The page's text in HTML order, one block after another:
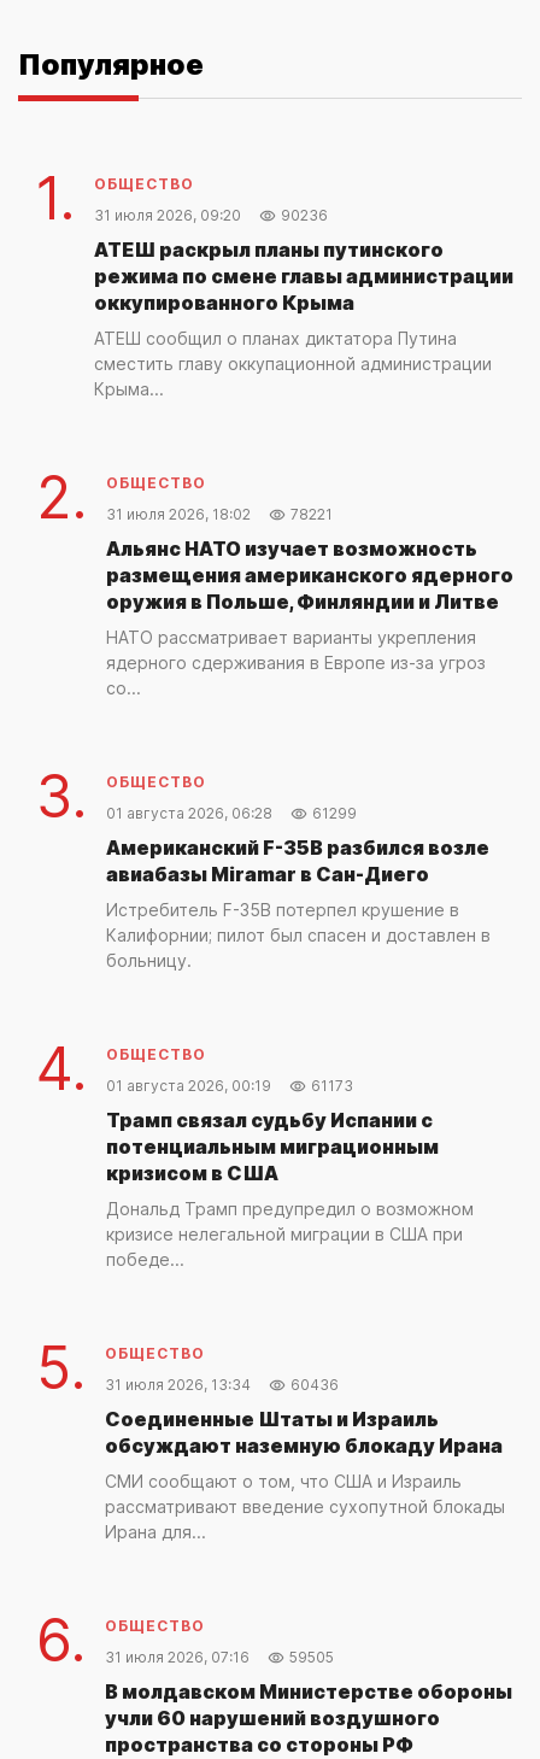
Популярное
1.
ОБЩЕСТВО
31 июля 2026, 09:20
90236
АТЕШ раскрыл планы путинского
режима по смене главы администрации
оккупированного Крыма
АТЕШ сообщил о планах диктатора Путина
сместить главу оккупационной администрации
Крыма...
2.
ОБЩЕСТВО
31 июля 2026, 18:02
78221
Альянс НАТО изучает возможность
размещения американского ядерного
оружия в Польше, Финляндии и Литве
НАТО рассматривает варианты укрепления
ядерного сдерживания в Европе из-за угроз
со...
3.
ОБЩЕСТВО
01 августа 2026, 06:28
61299
Американский F-35B разбился возле
авиабазы Miramar в Сан-Диего
Истребитель F-35B потерпел крушение в
Калифорнии; пилот был спасен и доставлен в
больницу.
4.
ОБЩЕСТВО
01 августа 2026, 00:19
61173
Трамп связал судьбу Испании с
потенциальным миграционным
кризисом в США
Дональд Трамп предупредил о возможном
кризисе нелегальной миграции в США при
победе...
5.
ОБЩЕСТВО
31 июля 2026, 13:34
60436
Соединенные Штаты и Израиль
обсуждают наземную блокаду Ирана
СМИ сообщают о том, что США и Израиль
рассматривают введение сухопутной блокады
Ирана для...
6.
ОБЩЕСТВО
31 июля 2026, 07:16
59505
В молдавском Министерстве обороны
учли 60 нарушений воздушного
пространства со стороны РФ